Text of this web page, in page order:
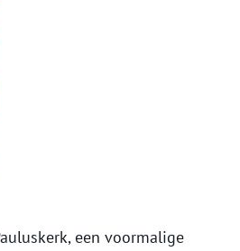
een voormalige